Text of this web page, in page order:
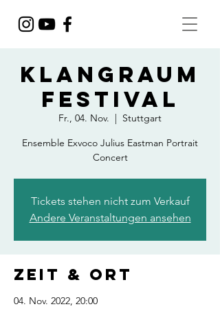
Klangraum
Festival
Fr., 04. Nov.
  |
Stuttgart
Ensemble Exvoco Julius Eastman Portrait
Concert
Tickets stehen nicht zum Verkauf
Andere Veranstaltungen ansehen
Zeit & Ort
04. Nov. 2022, 20:00